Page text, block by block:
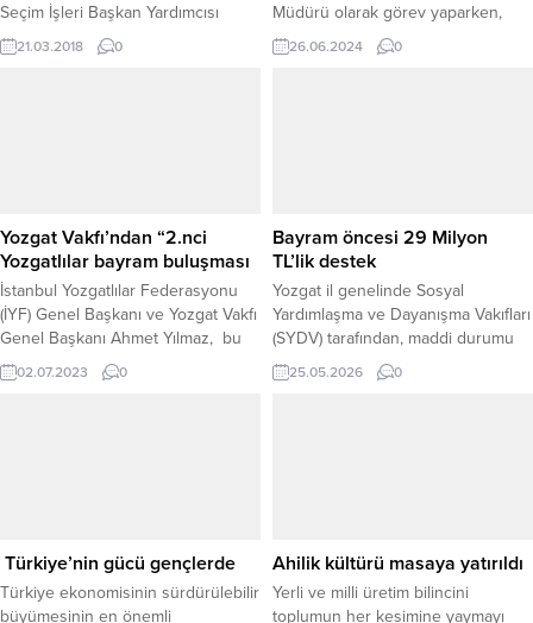
Seçim İşleri Başkan Yardımcısı
Yusuf Başer, dinimizde üç aylar
olarak bilinen gün ve gecelerin
21.03.2018 0
Müdürü olarak görev yaparken,
bakanlık oluru ile Daire Başkanı
olarak atandı.
26.06.2024 0
Yozgat Vakfı’ndan “2.nci
Yozgatlılar bayram buluşması
İstanbul Yozgatlılar Federasyonu
(İYF) Genel Başkanı ve Yozgat Vakfı
Genel Başkanı Ahmet Yılmaz, bu
yıl ikincisini düzenledikleri ve
geleneksel hale getirmeyi
02.07.2023 0
Bayram öncesi 29 Milyon
TL’lik destek
Yozgat il genelinde Sosyal
Yardımlaşma ve Dayanışma Vakıfları
(SYDV) tarafından, maddi durumu
zayıf olan vatandaşlara destek
olmak ve temel ihtiyaçların
ödemeleri çerçevesinde, ihtiyaç
sahibi ailelere toplam 29...
25.05.2026 0
Türkiye’nin gücü gençlerde
Türkiye ekonomisinin sürdürülebilir
büyümesinin en önemli
Ahilik kültürü masaya yatırıldı
Yerli ve milli üretim bilincini
toplumun her kesimine yaymayı